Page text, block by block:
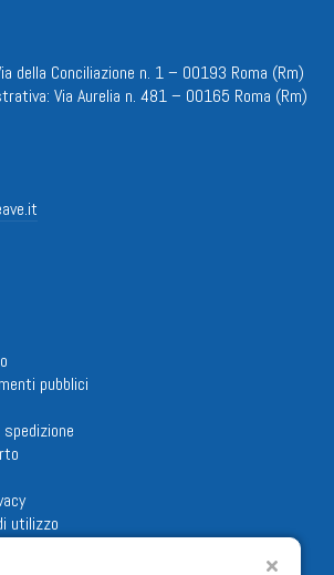
della Conciliazione n. 1 – 00193 Roma (Rm)
Via Aurelia n. 481 – 00165 Roma (Rm)
pubblici
utilizzo